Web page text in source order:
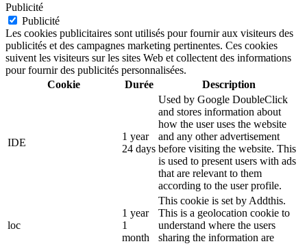
Publicité
Publicité
Les cookies publicitaires sont utilisés pour fournir aux visiteurs des
publicités et des campagnes marketing pertinentes. Ces cookies
suivent les visiteurs sur les sites Web et collectent des informations
pour fournir des publicités personnalisées.
Cookie
Durée Description
IDE
1 year
24 days
Used by Google DoubleClick
and stores information about
how the user uses the website
and any other advertisement
before visiting the website. This
is used to present users with ads
that are relevant to them
according to the user profile.
loc
1 year
1
month
This cookie is set by Addthis.
This is a geolocation cookie to
understand where the users
sharing the information are